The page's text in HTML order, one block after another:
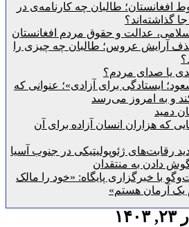
طالبان چه کارنامه‌ی در
و حقوق مردم افغانستان
عروس؛ طالبان چه چیزی را
صدای مردم؟
برای آزادی»؛ عنوانی که
امروز می‌رسد
هزاران انسان آزاده برای آن
ژئوپولیتیکی در جنوب آسیا
به منتقدان
پایگاه: «خود را مالک
هستم»